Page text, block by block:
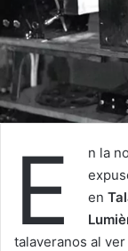
E
n la
en
talaveranos al